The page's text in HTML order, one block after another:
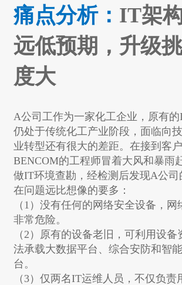
痛点分析： IT架
远低预期，升级
度大
A公司工作为一家化工企业，原有
仍处于传统化工产业阶段，面临向
业转型还有很大的差距。在接到客户
BENCOM的工程师冒着大风和暴雨
做IT环境查勘，经检测后发现A公司
在问题远比想像的要多：
（1）没有任何的网络安全设备，网
非常危险。
（2）原有的设备老旧，可利用设备
法承载大数据平台、综合安防和智
台。
（3）仅两名IT运维人员，不仅负责